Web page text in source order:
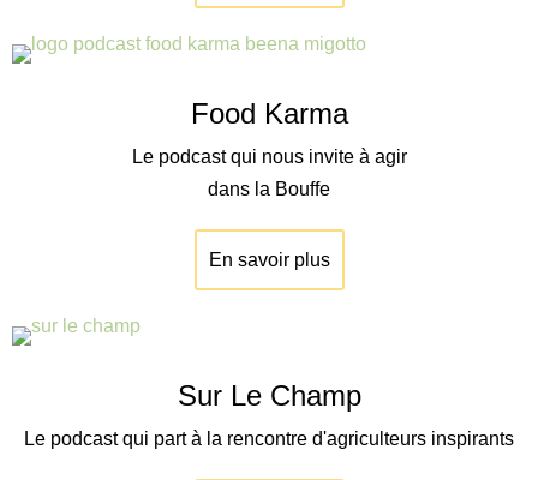
Food Karma
Le podcast qui nous invite à agir
dans la Bouffe
En savoir plus
Sur Le Champ
Le podcast qui part à la rencontre d'agriculteurs inspirants